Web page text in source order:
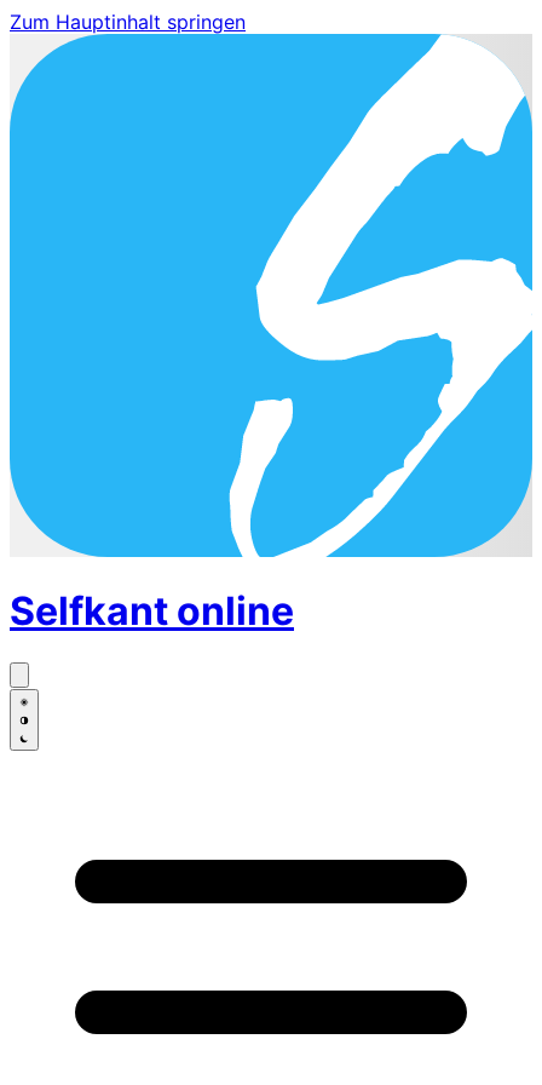
Zum Hauptinhalt springen
Selfkant online